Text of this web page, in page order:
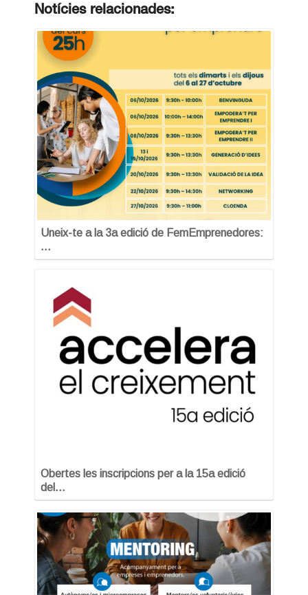
Notícies relacionades:
Uneix-te a la 3a edició de FemEmprenedores:
…
Obertes les inscripcions per a la 15a edició
del…